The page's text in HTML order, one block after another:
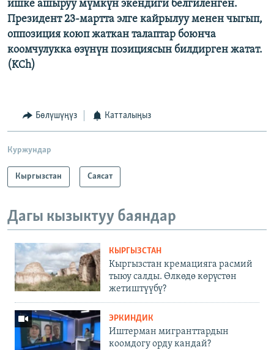
ишке ашыруу мүмкүн экендиги белгиленген.
Президент 23-мартта элге кайрылуу менен чыгып,
оппозиция коюп жаткан талаптар боюнча
коомчулукка өзүнүн позициясын билдирген жатат.
(KCh)
Бөлүшүңүз Катталыңыз
Куржундар
Кыргызстан Саясат
Дагы кызыктуу баяндар
КЫРГЫЗСТАН
Кыргызстан кремацияга расмий
тыюу салды. Өлкөдө көрүстөн
жетиштүүбү?
ЭРКИНДИК
Иштерман мигранттардын
коомдогу орду кандай?